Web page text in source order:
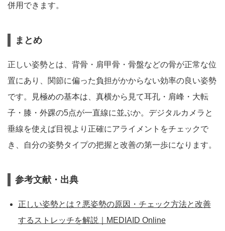
併用できます。
まとめ
正しい姿勢とは、背骨・肩甲骨・骨盤などの骨が正常な位
置にあり、関節に偏った負担がかからない効率の良い姿勢
です。見極めの基本は、真横から見て耳孔・肩峰・大転
子・膝・外踝の5点が一直線に並ぶか。デジタルカメラと
垂線を使えば目視より正確にアライメントをチェックで
き、自分の姿勢タイプの把握と改善の第一歩になります。
参考文献・出典
正しい姿勢とは？悪姿勢の原因・チェック方法と改善
するストレッチを解説｜MEDIAID Online